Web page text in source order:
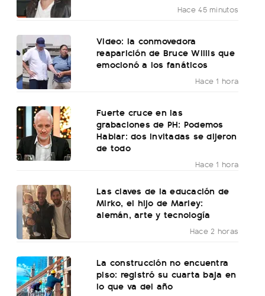
Hace 45 minutos
Video: la conmovedora
reaparición de Bruce Willis que
emocionó a los fanáticos
Hace 1 hora
Fuerte cruce en las
grabaciones de PH: Podemos
Hablar: dos invitadas se dijeron
de todo
Hace 1 hora
Las claves de la educación de
Mirko, el hijo de Marley:
alemán, arte y tecnología
Hace 2 horas
La construcción no encuentra
piso: registró su cuarta baja en
lo que va del año